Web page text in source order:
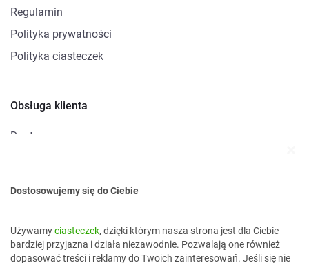
Regulamin
Polityka prywatności
Polityka ciasteczek
Obsługa klienta
Dostawa
Kontakt
kontakt@topokazje.pl
Dostosowujemy się do Ciebie
Używamyciasteczek, dzięki którym nasza strona jest dla Ciebie
bardziej przyjazna i działa niezawodnie. Pozwalają one również
dopasować treści i reklamy do Twoich zainteresowań. Jeśli się nie